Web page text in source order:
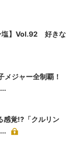
塩】Vol.92 好きな
メジャー全制覇！
感覚!?「クルリン